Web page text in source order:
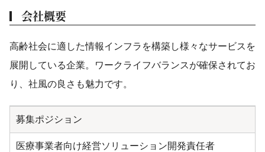
会社概要
高齢社会に適した情報インフラを構築し様々なサービスを
展開している企業。ワークライフバランスが確保されてお
り、社風の良さも魅力です。
募集ポジション
医療事業者向け経営ソリューション開発責任者